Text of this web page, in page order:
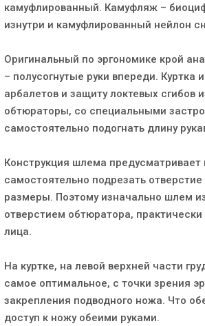
камуфлированный. Камуфляж –
изнутри и камуфлированный нейлон
Оригинальный по эргономике крой
– полусогнутые руки впереди. Куртка
арбалетов и защиту локтевых сгибов
обтюраторы, со специальными
самостоятельно подогнать длину
Конструкция шлема
самостоятельно подрезать
размеры. Поэтому изначально шлем
отверстием обтюратора,
лица.
На куртке, на левой верхней части
самое оптимальное, с точки зрения
закрепления подводного ножа. Что
доступ к ножу обеими руками.